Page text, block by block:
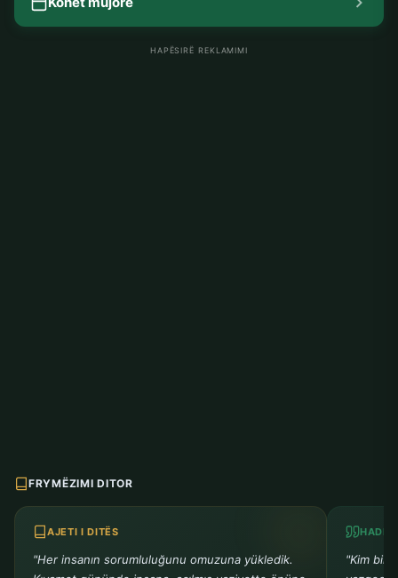
HAPËSIRË REKLAMIMI
FRYMËZIMI DITOR
AJETI I DITËS
"Her insanın sorumluluğunu omuzuna yükledik.
"Kim bir